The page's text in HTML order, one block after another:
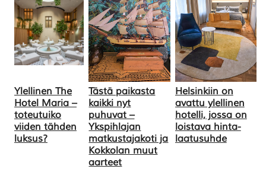
Ylellinen The
Hotel Maria –
toteutuiko
viiden tähden
luksus?
Tästä paikasta
kaikki nyt
puhuvat –
Ykspihlajan
matkustajakoti ja
Kokkolan muut
aarteet
Helsinkiin on
avattu ylellinen
hotelli, jossa on
loistava hinta-
laatusuhde